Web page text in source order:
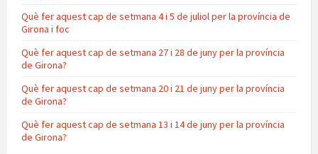
Què fer aquest cap de setmana 4 i 5 de juliol per la província de
Girona i foc
Què fer aquest cap de setmana 27 i 28 de juny per la província
de Girona?
Què fer aquest cap de setmana 20 i 21 de juny per la província
de Girona?
Què fer aquest cap de setmana 13 i 14 de juny per la província
de Girona?